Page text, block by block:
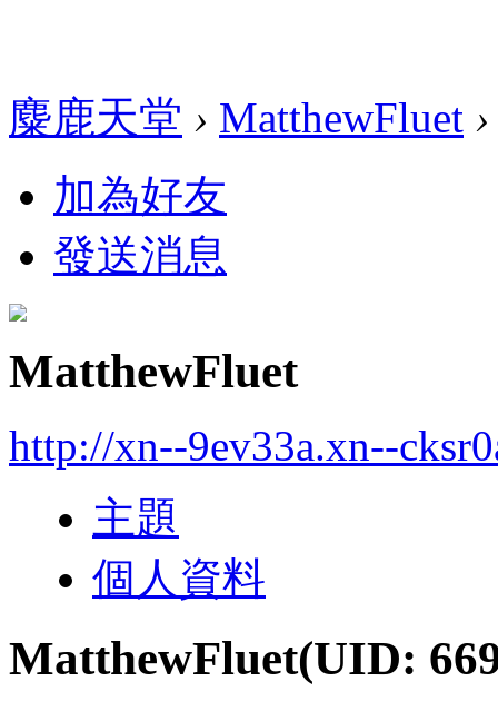
麋鹿天堂 › MatthewFluet ›
加為好友
發送消息
MatthewFluet
http://xn--9ev33a.xn--
主題
個人資料
MatthewFluet(UID: